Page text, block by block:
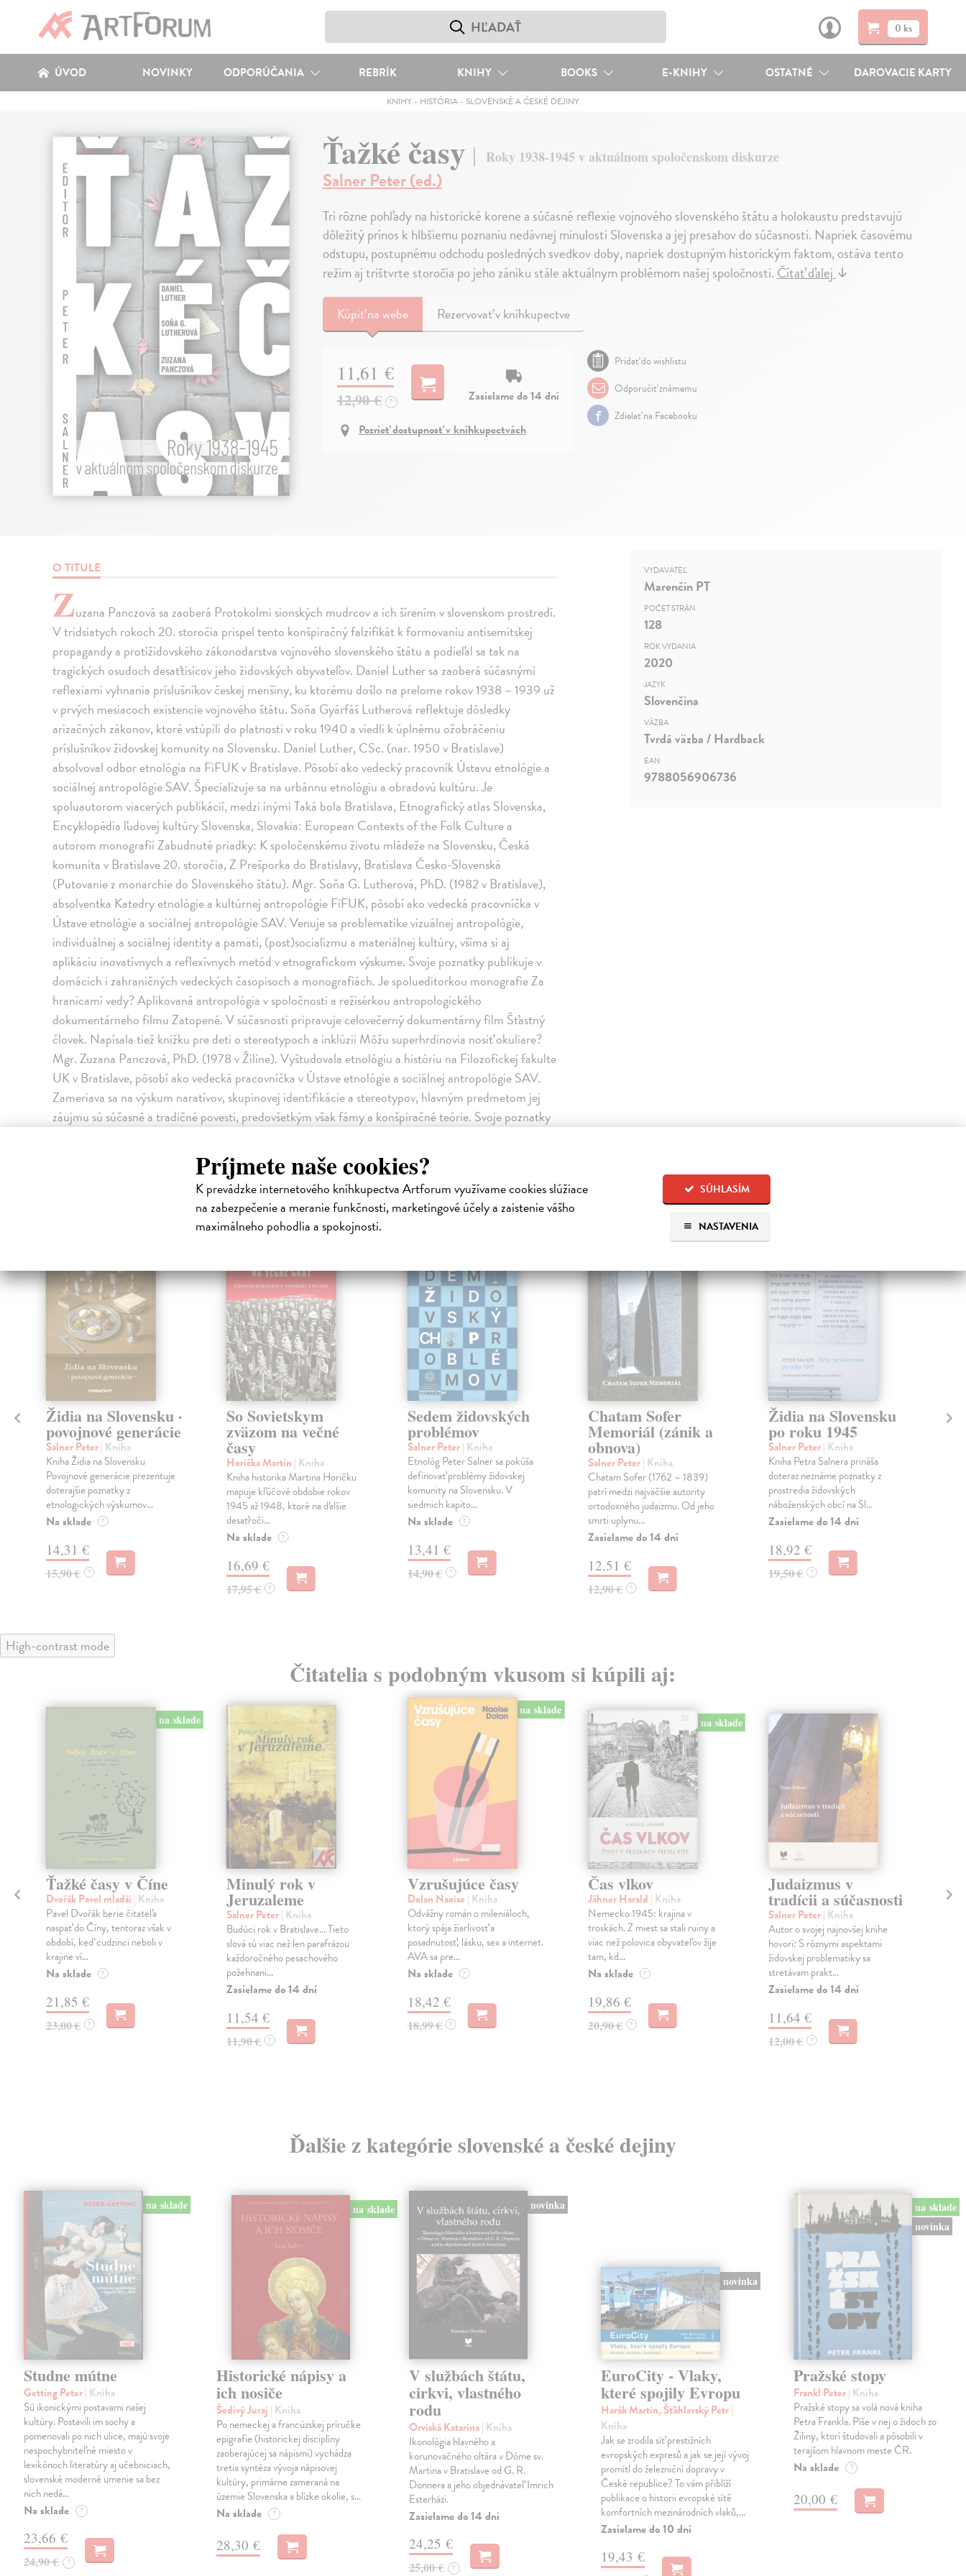
Príjmete naše cookies?
K prevádzke internetového kníhkupectva Artforum využívame cookies slúžiace
na zabezpečenie a meranie funkčnosti, marketingové účely a zaistenie vášho
maximálneho pohodlia a spokojnosti.
SÚHLASÍM
NASTAVENIA
0 ks
ÚVOD NOVINKY ODPORÚČANIA REBRÍK KNIHY BOOKS E-KNIHY OSTATNÉ DAROVACIE KARTY
KNIHY- HISTÓRIA- SLOVENSKÉ A ČESKÉ DEJINY
Ťažké časy Roky 1938-1945 v aktuálnom spoločenskom diskurze
Salner Peter (ed.)
Tri rôzne pohľady na historické korene a súčasné reflexie vojnového slovenského štátu a holokaustu predstavujú
dôležitý prínos k hlbšiemu poznaniu nedávnej minulosti Slovenska a jej presahov do súčasnosti. Napriek časovému
odstupu, postupnému odchodu posledných svedkov doby, napriek dostupným historickým faktom, ostáva tento
režim aj trištvrte storočia po jeho zániku stále aktuálnym problémom našej spoločnosti.Čítať ďalej↓
Kúpiťna webe Rezervovať v kníhkupectve
11,61 €
12,90 € ?
Zasielame do 14 dní
Pozrieť dostupnosť v kníhkupectvách
Pridať do wishlistu
Odporučiť známemu
Zdielať na Facebooku
O TITULE
Zuzana Panczová sa zaoberá Protokolmi sionských mudrcov a ich šírením v slovenskom prostredí.
V tridsiatych rokoch 20. storočia prispel tento konšpiračný falzifikát k formovaniu antisemitskej
propagandy a protižidovského zákonodarstva vojnového slovenského štátu a podieľal sa tak na
tragických osudoch desaťtisícov jeho židovských obyvateľov. Daniel Luther sa zaoberá súčasnými
reflexiami vyhnania príslušníkov českej menšiny, ku ktorému došlo na prelome rokov 1938 – 1939 už
v prvých mesiacoch existencie vojnového štátu. Soňa Gyárfáš Lutherová reflektuje dôsledky
arizačných zákonov, ktoré vstúpili do platnosti v roku 1940 a viedli k úplnému ožobráčeniu
príslušníkov židovskej komunity na Slovensku. Daniel Luther, CSc. (nar. 1950 v Bratislave)
absolvoval odbor etnológia na FiFUK v Bratislave. Pôsobí ako vedecký pracovník Ústavu etnológie a
sociálnej antropológie SAV. Špecializuje sa na urbánnu etnológiu a obradovú kultúru. Je
spoluautorom viacerých publikácií, medzi inými Taká bola Bratislava, Etnografický atlas Slovenska,
Encyklopédia ľudovej kultúry Slovenska, Slovakia: European Contexts of the Folk Culture a
autorom monografií Zabudnuté priadky: K spoločenskému životu mládeže na Slovensku, Česká
komunita v Bratislave 20. storočia, Z Prešporka do Bratislavy, Bratislava Česko-Slovenská
(Putovanie z monarchie do Slovenského štátu). Mgr. Soňa G. Lutherová, PhD. (1982 v Bratislave),
absolventka Katedry etnológie a kultúrnej antropológie FiFUK, pôsobí ako vedecká pracovníčka v
Ústave etnológie a sociálnej antropológie SAV. Venuje sa problematike vizuálnej antropológie,
individuálnej a sociálnej identity a pamäti, (post)socializmu a materiálnej kultúry, všíma si aj
aplikáciu inovatívnych a reflexívnych metód v etnografickom výskume. Svoje poznatky publikuje v
domácich i zahraničných vedeckých časopisoch a monografiách. Je spolueditorkou monografie Za
hranicami vedy? Aplikovaná antropológia v spoločnosti a režisérkou antropologického
dokumentárneho filmu Zatopené. V súčasnosti pripravuje celovečerný dokumentárny film Šťastný
človek. Napísala tiež knižku pre deti o stereotypoch a inklúzii Môžu superhrdinovia nosiť okuliare?
Mgr. Zuzana Panczová, PhD. (1978 v Žiline). Vyštudovala etnológiu a históriu na Filozofickej fakulte
UK v Bratislave, pôsobí ako vedecká pracovníčka v Ústave etnológie a sociálnej antropológie SAV.
Zameriava sa na výskum naratívov, skupinovej identifikácie a stereotypov, hlavným predmetom jej
záujmu sú súčasné a tradičné povesti, predovšetkým však fámy a konšpiračné teórie. Svoje poznatky
Konšpiračné teórie: témy, historické kontexty a argumentačné stratégie.
VYDAVATEĽ
Marenčin PT
POČET STRÁN
128
ROK VYDANIA
2020
JAZYK
Slovenčina
VÄZBA
Tvrdá väzba / Hardback
EAN
9788056906736
Podobné tituly
Židia na Slovensku ·
povojnové generácie
Salner Peter| Kniha
Kniha Židia na Slovensku
Povojnové generácie prezentuje
doterajšie poznatky z
etnologických výskumov...
Na sklade ?
14,31 €
15,90 € ?
na sklade
So Sovietskym
zväzom na večné
časy
Horička Martin | Kniha
Kniha historika Martina Horičku
mapuje kľúčové obdobie rokov
1945 až 1948, ktoré na ďalšie
desaťroči...
Na sklade ?
16,69 €
17,95 € ?
Sedem židovských
problémov
Salner Peter| Kniha
Etnológ Peter Salner sa pokúša
definovať problémy židovskej
komunity na Slovensku. V
siedmich kapito...
Na sklade ?
13,41 €
14,90 € ?
Chatam Sofer
Memoriál (zánik a
obnova)
Salner Peter| Kniha
Chatam Sofer (1762 – 1839)
patrí medzi najväčšie autority
ortodoxného judaizmu. Od jeho
smrti uplynu...
Zasielame do 14 dní
12,51 €
12,90 € ?
Židia na Slovensku
po roku 1945
Salner Peter| Kniha
Kniha Petra Salnera prináša
doteraz neznáme poznatky z
prostredia židovských
náboženských obcí na Sl...
Zasielame do 14 dní
18,92 €
19,50 € ?
High-contrast mode
Čitatelia s podobným vkusom si kúpili aj:
na sklade
Ťažké časy v Číne
Dvořák Pavel mladší | Kniha
Pavel Dvořák berie čitateľa
naspäť do Číny, tentoraz však v
období, keď cudzinci neboli v
krajine ví...
Na sklade ?
21,85 €
23,00 € ?
Minulý rok v
Jeruzaleme
Salner Peter| Kniha
Budúci rok v Bratislave... Tieto
slová sú viac než len parafrázou
každoročného pesachového
požehnani...
Zasielame do 14 dní
11,54 €
11,90 € ?
na sklade
Vzrušujúce časy
Dolan Naoise | Kniha
Odvážny román o mileniáloch,
ktorý spája žiarlivosť a
posadnutosť, lásku, sex a internet.
AVA sa pre...
Na sklade ?
18,42 €
18,99 € ?
na sklade
Čas vlkov
Jähner Harald | Kniha
Nemecko 1945: krajina v
troskách. Z miest sa stali ruiny a
viac než polovica obyvateľov žije
tam, kd...
Na sklade ?
19,86 €
20,90 € ?
Judaizmus v
tradícii a súčasnosti
Salner Peter| Kniha
Autor o svojej najnovšej knihe
hovorí: S rôznymi aspektami
židovskej problematiky sa
stretávam prakt...
Zasielame do 14 dní
11,64 €
12,00 € ?
Ďalšie z kategórie slovenské a české dejiny
na sklade
Studne mútne
Getting Peter| Kniha
Sú ikonickými postavami našej
kultúry. Postavili im sochy a
pomenovali po nich ulice, majú svoje
nespochybniteľné miesto v
lexikónoch literatúry aj učebniciach,
slovenské moderné umenie sa bez
nich nedá…
Na sklade ?
23,66 €
24,90 € ?
na sklade
Historické nápisy a
ich nosiče
Šedivý Juraj | Kniha
Po nemeckej a francúzskej príručke
epigrafie (historickej disciplíny
zaoberajúcej sa nápismi) vychádza
tretia syntéza vývoja nápisovej
kultúry, primárne zameraná na
územie Slovenska a blízke okolie, s…
Na sklade ?
28,30 €
novinka
V službách štátu,
cirkvi, vlastného
rodu
Orviská Katarína| Kniha
Ikonológia hlavného a
korunovačného oltára v Dóme sv.
Martina v Bratislave od G. R.
Donnera a jeho objednávateľ Imrich
Esterházi.
Zasielame do 14 dní
24,25 €
25,00 € ?
novinka
EuroCity - Vlaky,
které spojily Evropu
Harák Martin, Šťáhlavský Petr|
Kniha
Jak se zrodila síť prestižních
evropských expresů a jak se její vývoj
promítl do železniční dopravy v
České republice? To vám přiblíží
publikace o historii evropské sítě
komfortních mezinárodních vlaků,…
Zasielame do 10 dní
19,43 €
na sklade
novinka
Pražské stopy
Frankl Peter| Kniha
Pražské stopy sa volá nová kniha
Petra Frankla. Píše v nej o židoch zo
Žiliny, ktorí študovali a pôsobili v
terajšom hlavnom meste ČR.
Na sklade ?
20,00 €